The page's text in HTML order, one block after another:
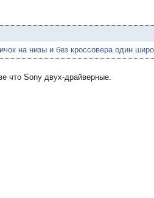
на низы и без кроссовера один
что Sony двух-драйверные.